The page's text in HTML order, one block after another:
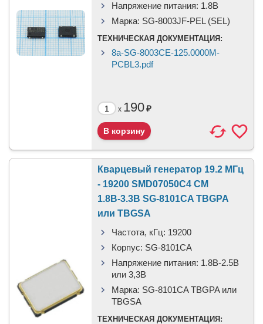
Напряжение питания: 1.8В
Марка: SG-8003JF-PEL (SEL)
ТЕХНИЧЕСКАЯ ДОКУМЕНТАЦИЯ:
8a-SG-8003CE-125.0000M-
PCBL3.pdf
x 190₽
Кварцевый генератор 19.2 МГц
- 19200 SMD07050C4 CM
1.8В-3.3В SG-8101CA TBGPA
или TBGSA
Частота, кГц: 19200
Корпус: SG-8101CA
Напряжение питания: 1.8В-2.5B
или 3,3B
Марка: SG-8101CA TBGPA или
TBGSA
ТЕХНИЧЕСКАЯ ДОКУМЕНТАЦИЯ: